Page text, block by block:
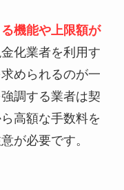
機能や上限額が
化業者を利用す
められるのが一
調する業者は契
高額な手数料を
が必要です。